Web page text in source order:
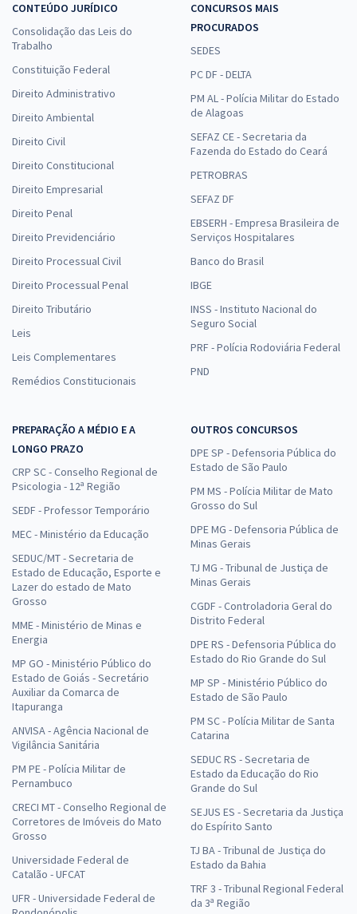
Prefeitura de Alagoa Grande - PB - Enfermeiro Plantonista
à vista
R$33,33
Economize R$ 99,98 (-20%)
Comprar
Prefeitura de Alagoa Grande - PB - Enfermeiro SAMU
à vista
R$33,33
Prefeitura de Alagoa Grande - PB - Nutricionista (Pós-Edital)
Economize R$ 99,98 (-20%)
Comprar
Prefeitura de Alagoa Grande - PB - Professor de Educação Física
R$ 399,92
à vista
R$33,33
Economize R$ 99,98 (-20%)
Comprar
Prefeitura de Alagoa Grande - PB - Conhecimentos Básicos Comuns
aos Cargos de Nível Fundamental Completo com a Equipe Gran (Pós-
Edital)
à vista
ou 12x de
22,32
Economize R$ 66,96 (-20%)
Comprar
CONTEÚDO JURÍDICO
Consolidação das Leis do
Trabalho
Constituição Federal
Direito Administrativo
Direito Ambiental
Direito Civil
Direito Constitucional
Direito Empresarial
Direito Penal
Direito Previdenciário
Direito Processual Civil
Direito Processual Penal
Direito Tributário
Leis
Leis Complementares
Remédios Constitucionais
CONCURSOS MAIS
PROCURADOS
SEDES
PC DF - DELTA
PM AL - Polícia Militar do Estado
de Alagoas
SEFAZ CE - Secretaria da
Fazenda do Estado do Ceará
PETROBRAS
SEFAZ DF
EBSERH - Empresa Brasileira de
Serviços Hospitalares
Banco do Brasil
IBGE
INSS - Instituto Nacional do
Seguro Social
PRF - Polícia Rodoviária Federal
PND
PREPARAÇÃO A MÉDIO E A
LONGO PRAZO
CRP SC - Conselho Regional de
Psicologia - 12ª Região
SEDF - Professor Temporário
MEC - Ministério da Educação
SEDUC/MT - Secretaria de
Estado de Educação, Esporte e
Lazer do estado de Mato
Grosso
MME - Ministério de Minas e
Energia
MP GO - Ministério Público do
Estado de Goiás - Secretário
Auxiliar da Comarca de
Itapuranga
ANVISA - Agência Nacional de
Vigilância Sanitária
PM PE - Polícia Militar de
Pernambuco
CRECI MT - Conselho Regional de
Corretores de Imóveis do Mato
Grosso
Universidade Federal de
Catalão - UFCAT
UFR - Universidade Federal de
OUTROS CONCURSOS
DPE SP - Defensoria Pública do
Estado de São Paulo
PM MS - Polícia Militar de Mato
Grosso do Sul
DPE MG - Defensoria Pública de
Minas Gerais
TJ MG - Tribunal de Justiça de
Minas Gerais
CGDF - Controladoria Geral do
Distrito Federal
DPE RS - Defensoria Pública do
Estado do Rio Grande do Sul
MP SP - Ministério Público do
Estado de São Paulo
PM SC - Polícia Militar de Santa
Catarina
SEDUC RS - Secretaria de
Estado da Educação do Rio
Grande do Sul
SEJUS ES - Secretaria da Justiça
do Espírito Santo
TJ BA - Tribunal de Justiça do
Estado da Bahia
TRF 3 - Tribunal Regional Federal
da 3ª Região